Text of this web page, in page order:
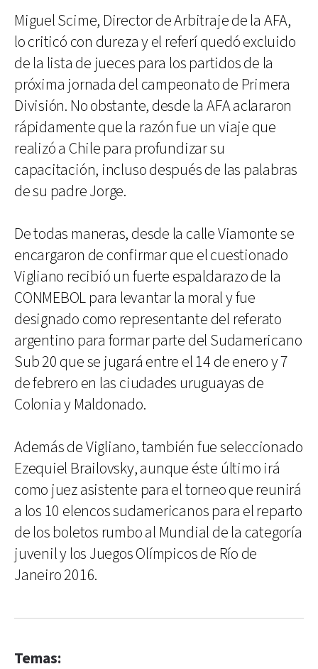
Miguel Scime, Director de Arbitraje de la AFA,
lo criticó con dureza y el referí quedó excluido
de la lista de jueces para los partidos de la
próxima jornada del campeonato de Primera
División. No obstante, desde la AFA aclararon
rápidamente que la razón fue un viaje que
realizó a Chile para profundizar su
capacitación, incluso después de las palabras
de su padre Jorge.
De todas maneras, desde la calle Viamonte se
encargaron de confirmar que el cuestionado
Vigliano recibió un fuerte espaldarazo de la
CONMEBOL para levantar la moral y fue
designado como representante del referato
argentino para formar parte del Sudamericano
Sub 20 que se jugará entre el 14 de enero y 7
de febrero en las ciudades uruguayas de
Colonia y Maldonado.
Además de Vigliano, también fue seleccionado
Ezequiel Brailovsky, aunque éste último irá
como juez asistente para el torneo que reunirá
a los 10 elencos sudamericanos para el reparto
de los boletos rumbo al Mundial de la categoría
juvenil y los Juegos Olímpicos de Río de
Janeiro 2016.
Temas: